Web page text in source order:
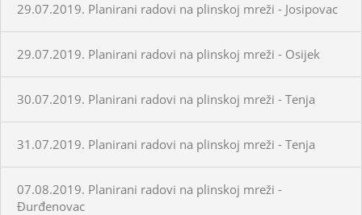
29.07.2019. Planirani radovi na plinskoj mreži - Josipovac
29.07.2019. Planirani radovi na plinskoj mreži - Osijek
30.07.2019. Planirani radovi na plinskoj mreži - Tenja
31.07.2019. Planirani radovi na plinskoj mreži - Tenja
07.08.2019. Planirani radovi na plinskoj mreži -
Đurđenovac